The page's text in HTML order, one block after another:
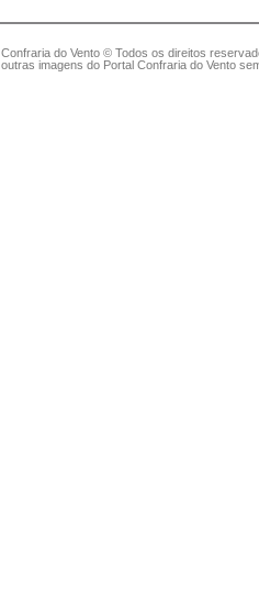
Confraria do Vento © Todos os direitos
outras imagens do Portal Confraria do Vento